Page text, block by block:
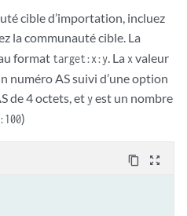
cible d’importation, incluez
la communauté cible. La
format target:x:y . La x valeur
numéro AS suivi d’une option
de 4 octets, etyest un nombre
)
content_copy zoom_out_map